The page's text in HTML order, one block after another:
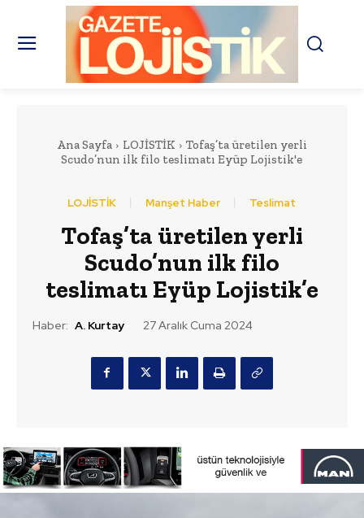
Ana Sayfa LOJİSTİK
Tofaş’ta üretilen yerli
Scudo’nun ilk filo teslimatı Eyüp Lojistik'e
LOJİSTİK Manşet Haber Teslimat
Tofaş’ta üretilen yerli
Scudo’nun ilk filo
teslimatı Eyüp Lojistik’e
Haber: A. Kurtay 27 Aralık Cuma 2024